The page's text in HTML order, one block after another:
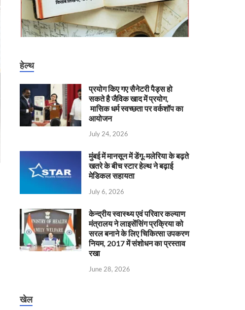
हेल्थ
प्रयोग किए गए सैनेटरी पैड्स हो
सकते है जैविक खाद में प्रयोग,
मासिक धर्म स्वच्छता पर वर्कशॉप का
आयोजन
July 24, 2026
मुंबई में मानसून में डेंगू-मलेरिया के बढ़ते
खतरे के बीच स्टार हेल्थ ने बढ़ाई
मेडिकल सहायता
July 6, 2026
केन्‍द्रीय स्वास्थ्य एवं परिवार कल्याण
मंत्रालय ने लाइसेंसिंग प्रक्रिया को
सरल बनाने के लिए चिकित्सा उपकरण
नियम, 2017 में संशोधन का प्रस्ताव
रखा
June 28, 2026
खेल